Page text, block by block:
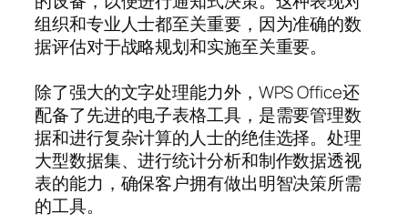
组织和专业人士都至关重要，因为准确的数
据评估对于战略规划和实施至关重要。
除了强大的文字处理能力外，WPS Office还
配备了先进的电子表格工具，是需要管理数
据和进行复杂计算的人士的绝佳选择。处理
大型数据集、进行统计分析和制作数据透视
表的能力，确保客户拥有做出明智决策所需
的工具。